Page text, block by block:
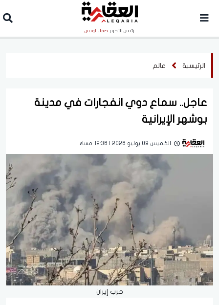
رئيس التحرير صفاء لويس
الرئيسية عالم
عاجل.. سماع دوي انفجارات في مدينة
بوشهر الإيرانية
الخميس 09 يوليو 2026 | 12:36 مساءً
حرب إيران